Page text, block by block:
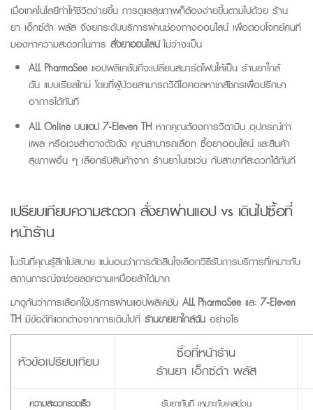
เมื่อเทคโนโลยีทำให้ชีวิตง่ายขึ้น การดูแลสุขภาพก็ต้องง่ายขึ้นตามไปด้วย ร้าน
ยา เอ็กซ์ต้า พลัส จึงยกระดับบริการผ่านช่องทางออนไลน์ เพื่อตอบโจทย์คนที่
มองหาความสะดวกในการ สั่งยาออนไลน์ ไม่ว่าจะเป็น
ALL PharmaSeeแอปพลิเคชันที่จะเปลี่ยนสมาร์ตโฟนให้เป็น ร้านยาใกล้
ฉัน แบบเรียลไทม์ โดยที่ผู้ป่วยสามารถวิดีโอคอลหาเภสัชกรเพื่อปรึกษา
อาการได้ทันที
ALL Onlineบนแอป 7-Eleven TH หากคุณต้องการวิตามิน อุปกรณ์ทำ
แผล หรือเวชสำอางตัวดัง คุณสามารถเลือก ซื้อยาออนไลน์ และสินค้า
สุขภาพอื่น ๆ เลือกรับสินค้าจาก ร้านยาในเซเว่น กับสาขาที่สะดวกได้ทันที
เปรียบเทียบความสะดวก สั่งยาผ่านแอปvs เดินไปซื้อที่
หน้าร้าน
ในวันที่คุณรู้สึกไม่สบาย แน่นอนว่าการตัดสินใจเลือกวิธีรับการบริการที่เหมาะกับ
สถานการณ์จะช่วยลดความเหนื่อยล้าได้มาก
มาดูกันว่าการเลือกใช้บริการผ่านแอปพลิเคชัน ALL PharmaSeeและ 7-Eleven
TH มีข้อดีที่แตกต่างจากการเดินไปที่ ร้านขายยาใกล้ฉัน อย่างไร
หัวข้อเปรียบเทียบ
ซื้อที่หน้าร้าน
ร้านยา เอ็กซ์ต้า พลัส
ความสะดวกรวดเร็ว
รับยาทันที เหมาะกับเคสด่วน